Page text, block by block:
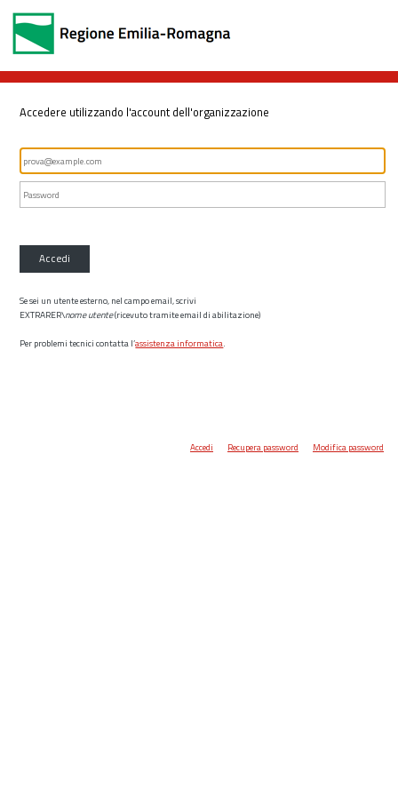
Accedere utilizzando l'account dell'organizzazione
Accedi
Se sei un utente esterno, nel campo email, scrivi
EXTRARER\nome utente(ricevuto tramite email di abilitazione)
Per problemi tecnici contatta l’assistenza informatica.
Accedi Recupera password Modifica password